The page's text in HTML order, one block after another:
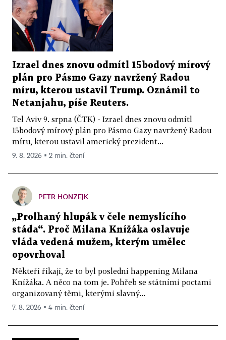
Izrael dnes znovu odmítl 15bodový mírový
plán pro Pásmo Gazy navržený Radou
míru, kterou ustavil Trump. Oznámil to
Netanjahu, píše Reuters.
Tel Aviv 9. srpna (ČTK) - Izrael dnes znovu odmítl
15bodový mírový plán pro Pásmo Gazy navržený Radou
míru, kterou ustavil americký prezident...
9. 8. 2026 ▪ 2 min. čtení
PETR HONZEJK
„Prolhaný hlupák v čele nemyslícího
stáda“. Proč Milana Knížáka oslavuje
vláda vedená mužem, kterým umělec
opovrhoval
Někteří říkají, že to byl poslední happening Milana
Knížáka. A něco na tom je. Pohřeb se státními poctami
organizovaný těmi, kterými slavný...
7. 8. 2026 ▪ 4 min. čtení